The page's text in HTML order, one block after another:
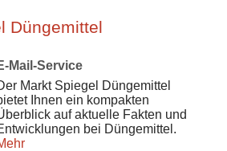
Düngemittel
Mail-Service
Markt Spiegel Düngemittel
Ihnen ein kompakten
auf aktuelle Fakten und
bei Düngemittel.